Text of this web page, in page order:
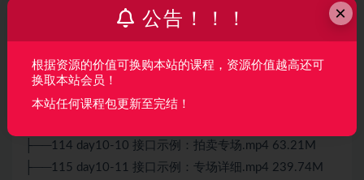
├──109 day10-05 celery在django中的应用（02）.mp4
├──110 day10-06 celery总结.mp4 32.71M
├──111 day10-07 celery定时任务.mp4 53.31M
├──112 day10-08 celery其他.mp4 2.65M
├──114 day10-10 接口示例：拍卖专场.mp4 63.21M
├──115 day10-11 接口示例：专场详细.mp4 239.74M
×
公告！！！
根据资源的价值可换购本站的课程，资源价值越高还可
换取本站会员！
本站任何课程包更新至完结！